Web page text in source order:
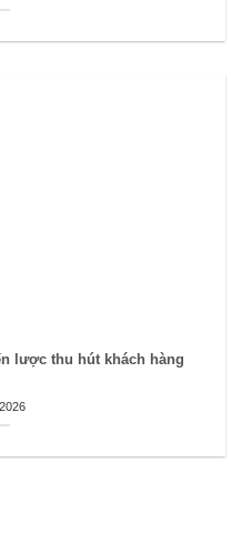
lược thu hút khách hàng